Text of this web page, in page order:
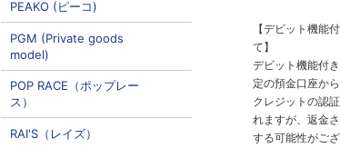
【デビット機能
て】
デビット機能付
定の預金口座か
クレジットの認
れますが、返金
する可能性がご
PEAKO (ピーコ)
PGM (Private goods
model)
POP RACE（ポップレー
ス）
RAI'S（レイズ）